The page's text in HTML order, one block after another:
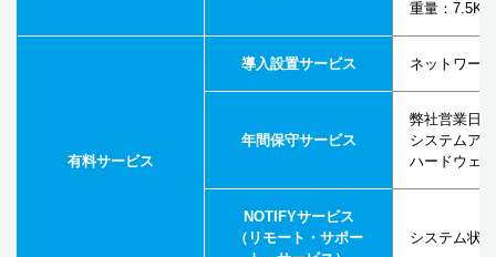
重量：7.5Kg
有料サービス
導入設置サービス ネットワー
年間保守サービス
弊社営業日9
システムア
ハードウェ
NOTIFYサービス
（リモート・サポー
システム状